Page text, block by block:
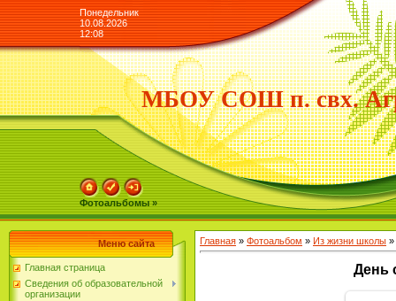
Понедельник
10.08.2026
12:08
МБОУ СОШ п. свх.
Фотоальбомы »
Меню сайта
Главная страница
Сведения об образовательной
организации
Главная » Фотоальбом » Из жизни школы »
День